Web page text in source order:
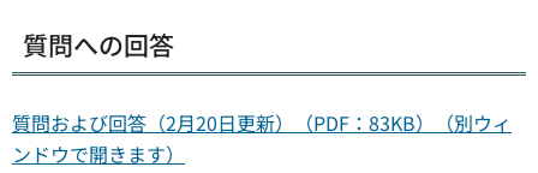
質問への回答
質問および回答（2月20日更新）（PDF：83KB）（別ウィ
ンドウで開きます）